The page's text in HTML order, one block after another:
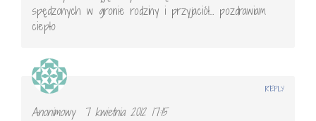
spędzonych w gronie rodziny i przyjaciół… pozdrawiam
ciepło
Anonimowy
7 kwietnia 2012 17:15
REPLY